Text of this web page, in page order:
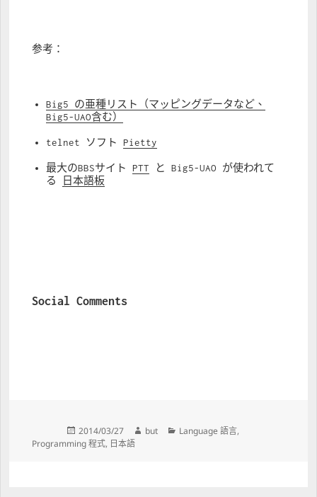
参考：
Big5 の亜種リスト（マッピングデータなど、
Big5-UAO含む）
telnet ソフト Pietty
最大のBBSサイト PTT と Big5-UAO が使われて
る
日本語板
Social Comments
Posted
on
2014/03/27 Author
but Categories
Language 語言
Programming 程式, 日本語